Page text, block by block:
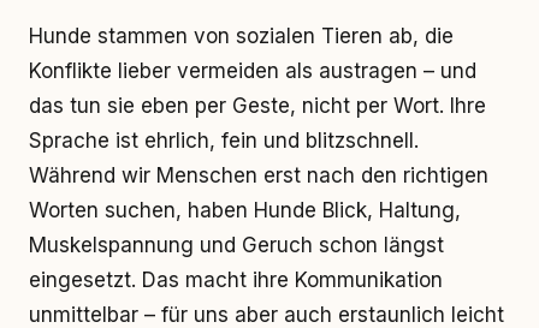
Hunde stammen von sozialen Tieren ab, die
Konflikte lieber vermeiden als austragen – und
das tun sie eben per Geste, nicht per Wort. Ihre
Sprache ist ehrlich, fein und blitzschnell.
Während wir Menschen erst nach den richtigen
Worten suchen, haben Hunde Blick, Haltung,
Muskelspannung und Geruch schon längst
eingesetzt. Das macht ihre Kommunikation
unmittelbar – für uns aber auch erstaunlich leicht